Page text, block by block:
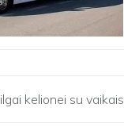
kelionei su vaikais